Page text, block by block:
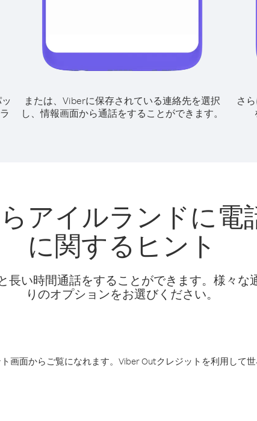
または、Viberに保存されている連絡先を選択
し、情報画面から通話をすることができます。
さ
アイルランドに電
に関するヒント
長い時間通話をすることができます。様々な
りのオプションをお選びください。
画面からご覧になれます。Viber Outクレジットを利用して